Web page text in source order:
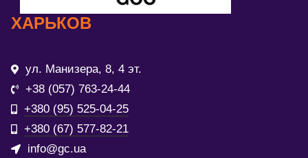
ХАРЬКОВ
ул. Манизера, 8, 4 эт.
+38 (057) 763-24-44
+380 (95) 525-04-25
+380 (67) 577-82-21
info@gc.ua